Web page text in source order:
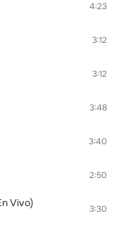
4:23
3:12
3:12
3:48
3:40
2:50
Vivo) 3:30